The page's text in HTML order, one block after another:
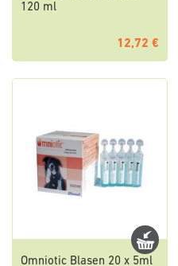
120 ml
12,72 €
Omniotic Blasen 20 x 5ml